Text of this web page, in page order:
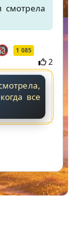
смотрела
1 085
2
все